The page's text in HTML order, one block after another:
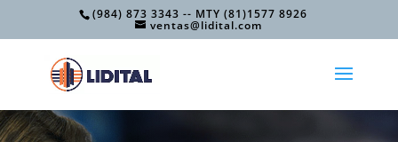
(984) 873 3343 -- MTY (81)1577 8926
ventas@lidital.com